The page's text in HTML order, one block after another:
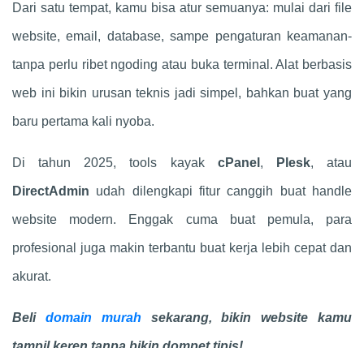
Dari satu tempat, kamu bisa atur semuanya: mulai dari file
website, email, database, sampe pengaturan keamanan-
tanpa perlu ribet ngoding atau buka terminal. Alat berbasis
web ini bikin urusan teknis jadi simpel, bahkan buat yang
baru pertama kali nyoba.
Di tahun 2025, tools kayak cPanel , Plesk, atau
DirectAdmin udah dilengkapi fitur canggih buat handle
website modern. Enggak cuma buat pemula, para
profesional juga makin terbantu buat kerja lebih cepat dan
akurat.
Beli domain murah sekarang, bikin website kamu